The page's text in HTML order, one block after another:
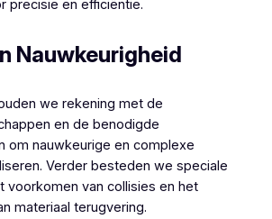
precisie en efficiëntie.
Nauwkeurigheid
we rekening met de
en de benodigde
om nauwkeurige en complexe
Verder besteden we speciale
voorkomen van collisies en het
materiaal terugvering.